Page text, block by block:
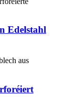
Edelstahl